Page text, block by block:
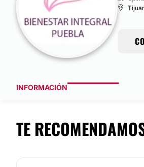
INFORMACIÓN
TE